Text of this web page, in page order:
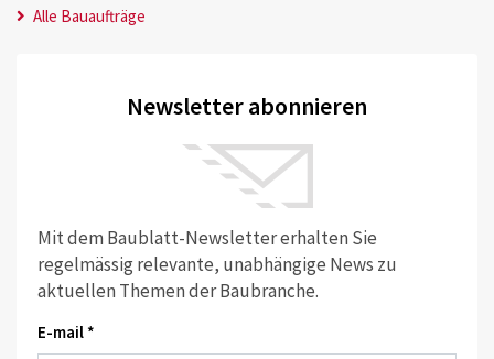
Alle Bauaufträge
Newsletter abonnieren
Mit dem Baublatt-Newsletter erhalten Sie
regelmässig relevante, unabhängige News zu
aktuellen Themen der Baubranche.
E-mail *